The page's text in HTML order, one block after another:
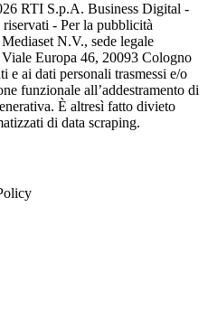
RTI S.p.A. Business Digital -
- Per la pubblicità
N.V., sede legale
Europa 46, 20093 Cologno
e ai dati personali trasmessi e/o
funzionale all’addestramento di
È altresì fatto divieto
di data scraping.